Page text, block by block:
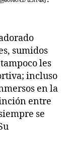
sumidos
les
incluso
en la
entre
se